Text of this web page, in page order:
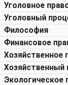
Уголовное
Уголовный
Философия
Финансовое
Хозяйственное
Хозяйственный
Экологическое